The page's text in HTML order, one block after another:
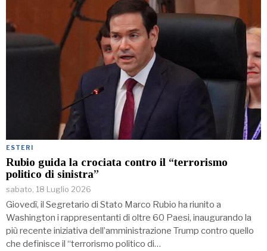
ESTERI
Rubio guida la crociata contro il “terrorismo
politico di sinistra”
sabato, 18 Luglio 2026
Giovedì, il Segretario di Stato Marco Rubio ha riunito a
Washington i rappresentanti di oltre 60 Paesi, inaugurando la
più recente iniziativa dell’amministrazione Trump contro quello
che definisce il “terrorismo politico di…